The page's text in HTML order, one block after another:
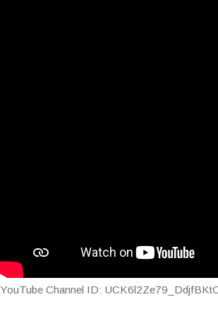
YouTube Channel ID: